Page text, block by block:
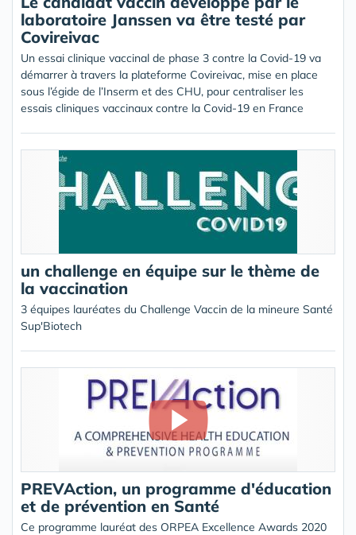
laboratoire Janssen va être testé par
Covireivac
Un essai clinique vaccinal de phase 3 contre la Covid-19 va
démarrer à travers la plateforme Covireivac, mise en place
sous l’égide de l’Inserm et des CHU, pour centraliser les
essais cliniques vaccinaux contre la Covid-19 en France
un challenge en équipe sur le thème de
la vaccination
3 équipes lauréates du Challenge Vaccin de la mineure Santé
Sup'Biotech
PREVAction, un programme d'éducation
et de prévention en Santé
Ce programme lauréat des ORPEA Excellence Awards 2020